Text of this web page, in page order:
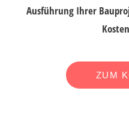
Ausführung Ihrer
ZUM